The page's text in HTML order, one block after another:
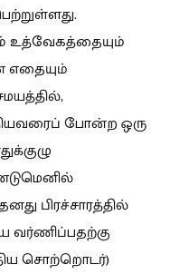
எதையும்
போன்ற ஒரு
பிரச்சாரத்தில்
வர்ணிப்பதற்கு
சொற்றொடர்)